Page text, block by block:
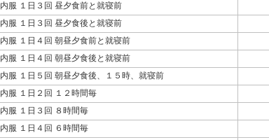
内服 １日３回 昼夕食前と就寝前
内服 １日３回 昼夕食後と就寝前
内服 １日４回 朝昼夕食前と就寝前
内服 １日４回 朝昼夕食後と就寝前
内服 １日５回 朝昼夕食後、１５時、就寝前
内服 １日２回 １２時間毎
内服 １日３回 ８時間毎
内服 １日４回 ６時間毎